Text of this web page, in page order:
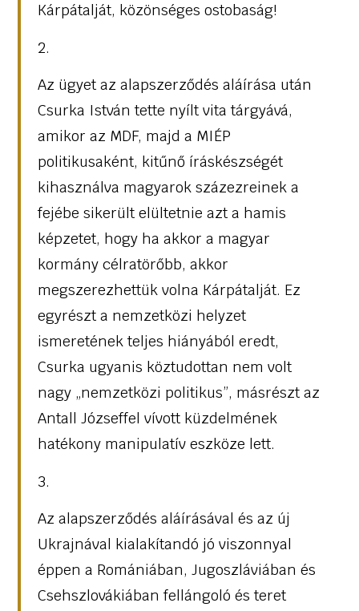
Kárpátalját, közönséges ostobaság!
2.
Az ügyet az alapszerződés aláírása után
Csurka István tette nyílt vita tárgyává,
amikor az MDF, majd a MIÉP
politikusaként, kitűnő íráskészségét
kihasználva magyarok százezreinek a
fejébe sikerült elültetnie azt a hamis
képzetet, hogy ha akkor a magyar
kormány célratörőbb, akkor
megszerezhettük volna Kárpátalját. Ez
egyrészt a nemzetközi helyzet
ismeretének teljes hiányából eredt,
Csurka ugyanis köztudottan nem volt
nagy „nemzetközi politikus”, másrészt az
Antall Józseffel vívott küzdelmének
hatékony manipulatív eszköze lett.
3.
Az alapszerződés aláírásával és az új
Ukrajnával kialakítandó jó viszonnyal
éppen a Romániában, Jugoszláviában és
Csehszlovákiában fellángoló és teret